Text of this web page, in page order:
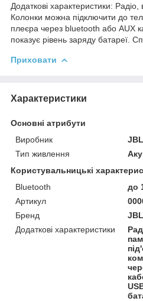
Додаткові характеристики: Радіо,
Колонки можна підключити до
плеєра через bluetooth або AUX
показує рівень заряду батареї.
Приховати
Характеристики
Основні атрибути
Виробник
JBL
Тип живлення
Користувальницькі
Bluetooth
до
Артикул
Бренд
JBL
Додаткові характеристики